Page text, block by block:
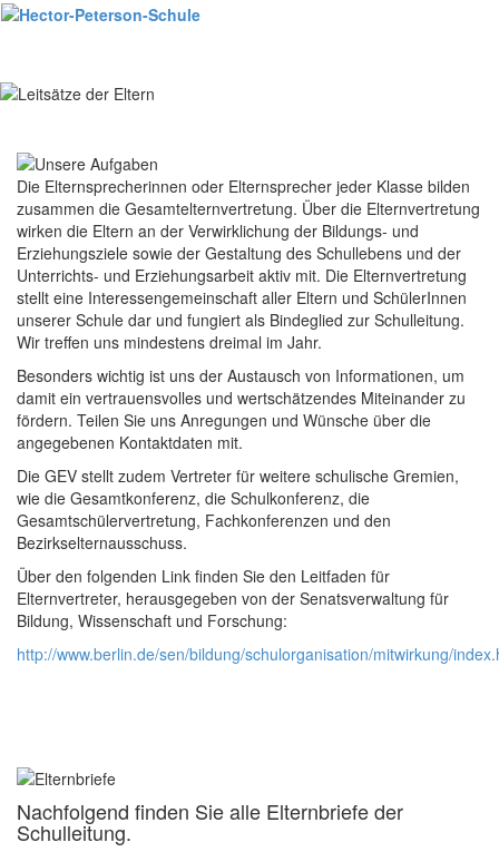
Die Elternsprecherinnen oder Elternsprecher jeder Klasse bilden
zusammen die Gesamtelternvertretung. Über die Elternvertretung
wirken die Eltern an der Verwirklichung der Bildungs- und
Erziehungsziele sowie der Gestaltung des Schullebens und der
Unterrichts- und Erziehungsarbeit aktiv mit. Die Elternvertretung
stellt eine Interessengemeinschaft aller Eltern und SchülerInnen
unserer Schule dar und fungiert als Bindeglied zur Schulleitung.
Wir treffen uns mindestens dreimal im Jahr.
Besonders wichtig ist uns der Austausch von Informationen, um
damit ein vertrauensvolles und wertschätzendes Miteinander zu
fördern. Teilen Sie uns Anregungen und Wünsche über die
angegebenen Kontaktdaten mit.
Die GEV stellt zudem Vertreter für weitere schulische Gremien,
wie die Gesamtkonferenz, die Schulkonferenz, die
Gesamtschülervertretung, Fachkonferenzen und den
Bezirkselternausschuss.
Über den folgenden Link finden Sie den Leitfaden für
Elternvertreter, herausgegeben von der Senatsverwaltung für
Bildung, Wissenschaft und Forschung:
http://www.berlin.de/sen/bildung/schulorganisation/mitwirkung/
Nachfolgend finden Sie alle Elternbriefe der
Schulleitung.